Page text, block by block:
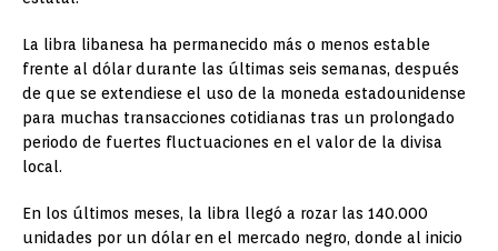
La libra libanesa ha permanecido más o menos estable
frente al dólar durante las últimas seis semanas, después
de que se extendiese el uso de la moneda estadounidense
para muchas transacciones cotidianas tras un prolongado
periodo de fuertes fluctuaciones en el valor de la divisa
local.
En los últimos meses, la libra llegó a rozar las 140.000
unidades por un dólar en el mercado negro, donde al inicio